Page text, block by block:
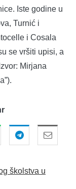
Iste godine u
Turnić i
i Cosala
se vršiti upisi, a
Mirjana
školstva u